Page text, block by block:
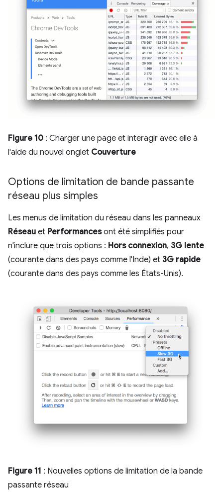
Figure 10 : Charger une page et interagir avec elle à
l'aide du nouvel onglet Couverture
Options de limitation de bande passante
réseau plus simples
Les menus de limitation du réseau dans les panneaux
Réseau et Performancesont été simplifiés pour
n'inclure que trois options : Hors connexion, 3G lente
(courante dans des pays comme l'Inde) et 3G rapide
(courante dans des pays comme les États-Unis).
Figure 11 : Nouvelles options de limitation de la bande
passante réseau